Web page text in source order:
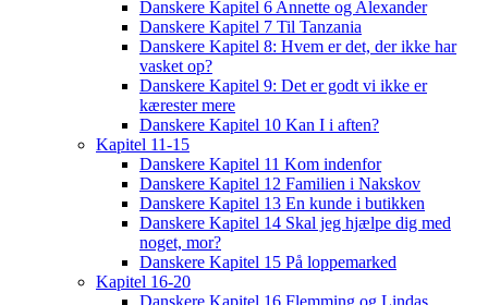
Danskere Kapitel 6 Annette og Alexander
Danskere Kapitel 7 Til Tanzania
Danskere Kapitel 8: Hvem er det, der ikke har
vasket op?
Danskere Kapitel 9: Det er godt vi ikke er
kærester mere
Danskere Kapitel 10 Kan I i aften?
Kapitel 11-15
Danskere Kapitel 11 Kom indenfor
Danskere Kapitel 12 Familien i Nakskov
Danskere Kapitel 13 En kunde i butikken
Danskere Kapitel 14 Skal jeg hjælpe dig med
noget, mor?
Danskere Kapitel 15 På loppemarked
Kapitel 16-20
Danskere Kapitel 16 Flemming og Lindas